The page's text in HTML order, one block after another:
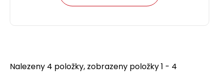
Nalezeny 4 položky, zobrazeny položky 1 - 4